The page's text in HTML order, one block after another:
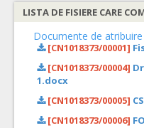
Documente de atribuire
[CN1018373/00001]
[CN1018373/00004]
1.docx
[CN1018373/00005]
[CN1018373/00006]